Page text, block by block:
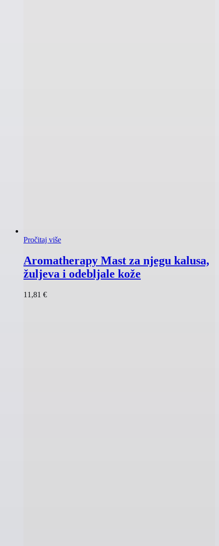
Pročitaj više
Aromatherapy Mast za njegu kalusa,
žuljeva i odebljale kože
11,81 €